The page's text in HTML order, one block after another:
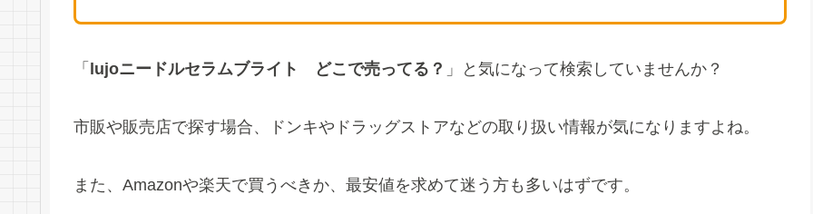
「 lujoニードルセラムブライト どこで売ってる？ 」と気になって検索していませんか？
市販や販売店で探す場合、ドンキやドラッグストアなどの取り扱い情報が気になりますよね。
また、Amazonや楽天で買うべきか、最安値を求めて迷う方も多いはずです。